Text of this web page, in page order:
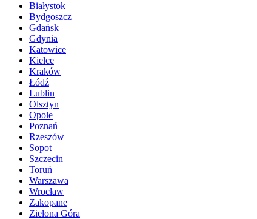
Białystok
Bydgoszcz
Gdańsk
Gdynia
Katowice
Kielce
Kraków
Łódź
Lublin
Olsztyn
Opole
Poznań
Rzeszów
Sopot
Szczecin
Toruń
Warszawa
Wrocław
Zakopane
Zielona Góra